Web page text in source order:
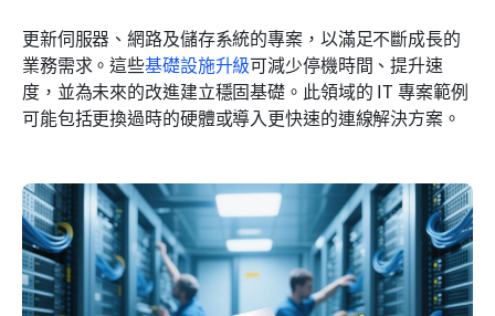
更新伺服器、網路及儲存系統的專案，以滿足不斷成長的
業務需求。這些基礎設施升級可減少停機時間、提升速
度，並為未來的改進建立穩固基礎。此領域的 IT 專案範例
可能包括更換過時的硬體或導入更快速的連線解決方案。